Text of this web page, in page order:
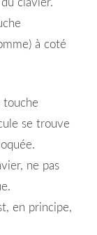
clavier.
à coté
touche
se trouve
ne pas
en principe,